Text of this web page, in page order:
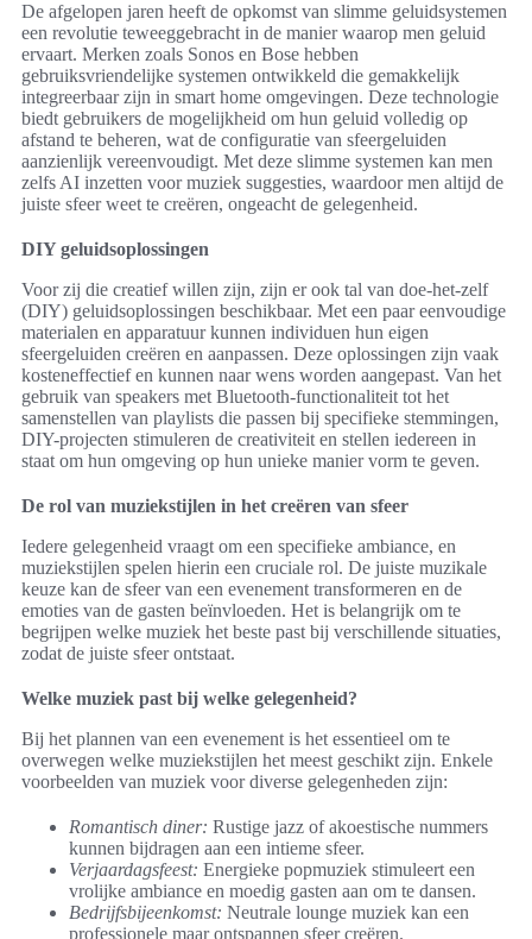
De afgelopen jaren heeft de opkomst van slimme geluidsystemen
een revolutie teweeggebracht in de manier waarop men geluid
ervaart. Merken zoals Sonos en Bose hebben
gebruiksvriendelijke systemen ontwikkeld die gemakkelijk
integreerbaar zijn in smart home omgevingen. Deze technologie
biedt gebruikers de mogelijkheid om hun geluid volledig op
afstand te beheren, wat de configuratie van sfeergeluiden
aanzienlijk vereenvoudigt. Met deze slimme systemen kan men
zelfs AI inzetten voor muziek suggesties, waardoor men altijd de
juiste sfeer weet te creëren, ongeacht de gelegenheid.
DIY geluidsoplossingen
Voor zij die creatief willen zijn, zijn er ook tal van doe-het-zelf
(DIY) geluidsoplossingen beschikbaar. Met een paar eenvoudige
materialen en apparatuur kunnen individuen hun eigen
sfeergeluiden creëren en aanpassen. Deze oplossingen zijn vaak
kosteneffectief en kunnen naar wens worden aangepast. Van het
gebruik van speakers met Bluetooth-functionaliteit tot het
samenstellen van playlists die passen bij specifieke stemmingen,
DIY-projecten stimuleren de creativiteit en stellen iedereen in
staat om hun omgeving op hun unieke manier vorm te geven.
De rol van muziekstijlen in het creëren van sfeer
Iedere gelegenheid vraagt om een specifieke ambiance, en
muziekstijlen spelen hierin een cruciale rol. De juiste muzikale
keuze kan de sfeer van een evenement transformeren en de
emoties van de gasten beïnvloeden. Het is belangrijk om te
begrijpen welke muziek het beste past bij verschillende situaties,
zodat de juiste sfeer ontstaat.
Welke muziek past bij welke gelegenheid?
Bij het plannen van een evenement is het essentieel om te
overwegen welke muziekstijlen het meest geschikt zijn. Enkele
voorbeelden van muziek voor diverse gelegenheden zijn:
Romantisch diner: Rustige jazz of akoestische nummers
kunnen bijdragen aan een intieme sfeer.
Verjaardagsfeest: Energieke popmuziek stimuleert een
vrolijke ambiance en moedig gasten aan om te dansen.
Bedrijfsbijeenkomst: Neutrale lounge muziek kan een
professionele maar ontspannen sfeer creëren.